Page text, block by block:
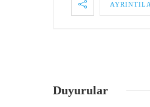
Duyurular